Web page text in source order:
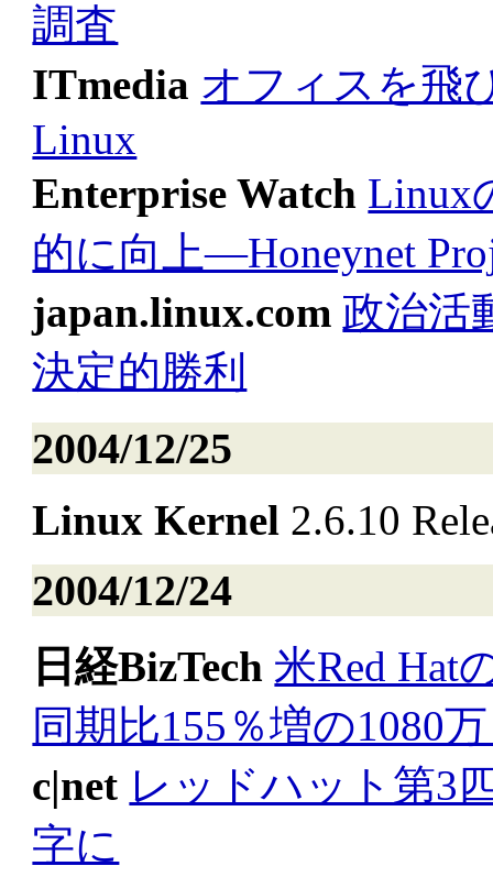
調査
ITmedia オフィスを飛
Linux
Enterprise Watch Linux
的に向上―Honeynet
japan.linux.com 政治活
決定的勝利
2004/12/25
Linux Kernel 2.6.10
2004/12/24
日経BizTech 米Red Hat
同期比155％増の1080
c|net レッドハット第3
字に